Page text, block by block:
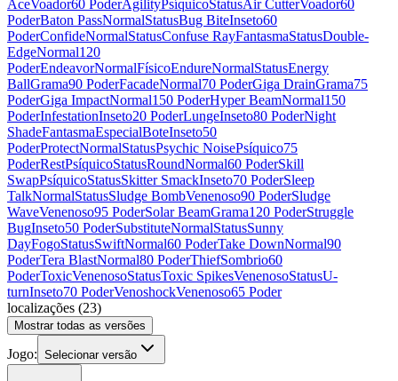
AceVoador60 PoderAgilityPsíquicoStatusAir CutterVoador60
PoderBaton PassNormalStatusBug BiteInseto60
PoderConfideNormalStatusConfuse RayFantasmaStatusDouble-
EdgeNormal120
PoderEndeavorNormalFísicoEndureNormalStatusEnergy
BallGrama90 PoderFacadeNormal70 PoderGiga DrainGrama75
PoderGiga ImpactNormal150 PoderHyper BeamNormal150
PoderInfestationInseto20 PoderLungeInseto80 PoderNight
ShadeFantasmaEspecialBoteInseto50
PoderProtectNormalStatusPsychic NoisePsíquico75
PoderRestPsíquicoStatusRoundNormal60 PoderSkill
SwapPsíquicoStatusSkitter SmackInseto70 PoderSleep
TalkNormalStatusSludge BombVenenoso90 PoderSludge
WaveVenenoso95 PoderSolar BeamGrama120 PoderStruggle
BugInseto50 PoderSubstituteNormalStatusSunny
DayFogoStatusSwiftNormal60 PoderTake DownNormal90
PoderTera BlastNormal80 PoderThiefSombrio60
PoderToxicVenenosoStatusToxic SpikesVenenosoStatusU-
turnInseto70 PoderVenoshockVenenoso65 Poder
localizações (23)
Mostrar todas as versões
Jogo: Selecionar versão